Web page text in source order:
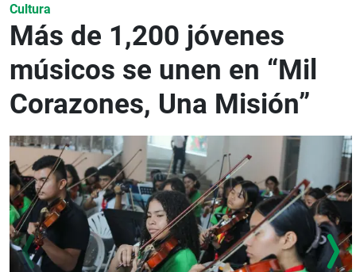
Cultura
Más de 1,200 jóvenes
músicos se unen en “Mil
Corazones, Una Misión”